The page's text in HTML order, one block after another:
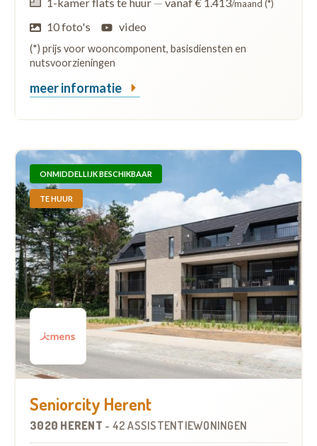
/maand (*)
10 foto's video
(*) prijs voor wooncomponent, basisdiensten en
nutsvoorzieningen
meer informatie
ONMIDDELLIJK BESCHIKBAAR
TE HUUR
Seniorcity Herent
3020 HERENT - 42 ASSISTENTIEWONINGEN